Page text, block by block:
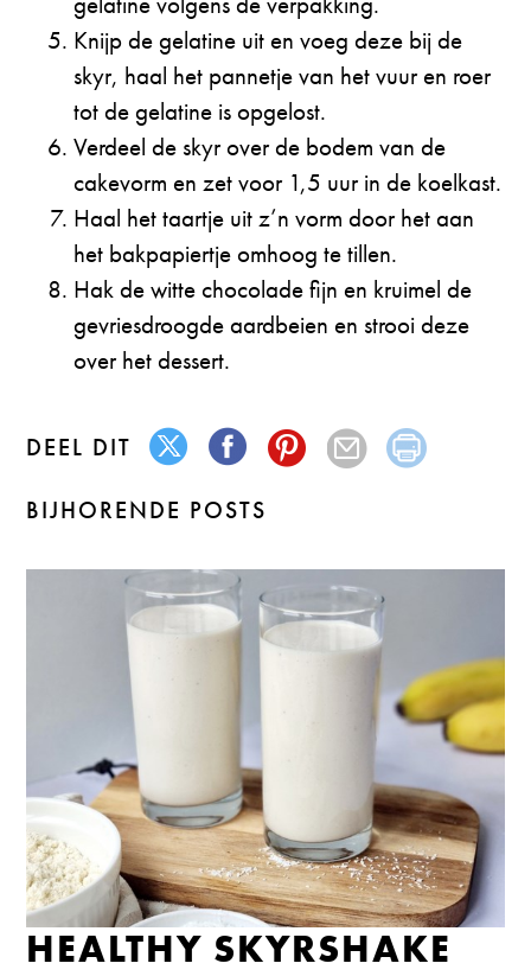
Knijp de gelatine uit en voeg deze bij de
skyr, haal het pannetje van het vuur en roer
tot de gelatine is opgelost.
Verdeel de skyr over de bodem van de
cakevorm en zet voor 1,5 uur in de koelkast.
Haal het taartje uit z’n vorm door het aan
het bakpapiertje omhoog te tillen.
Hak de witte chocolade fijn en kruimel de
gevriesdroogde aardbeien en strooi deze
over het dessert.
DEEL DIT
BIJHORENDE POSTS
HEALTHY SKYRSHAKE